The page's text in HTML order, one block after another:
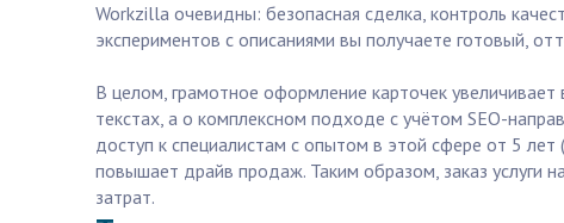
Workzilla очевидны: безопасная сделка, контроль
экспериментов с описаниями вы получаете готовый,
В целом, грамотное оформление карточек
текстах, а о комплексном подходе с учётом SEO-
доступ к специалистам с опытом в этой сфере от 5
повышает драйв продаж. Таким образом, заказ услуги
затрат.